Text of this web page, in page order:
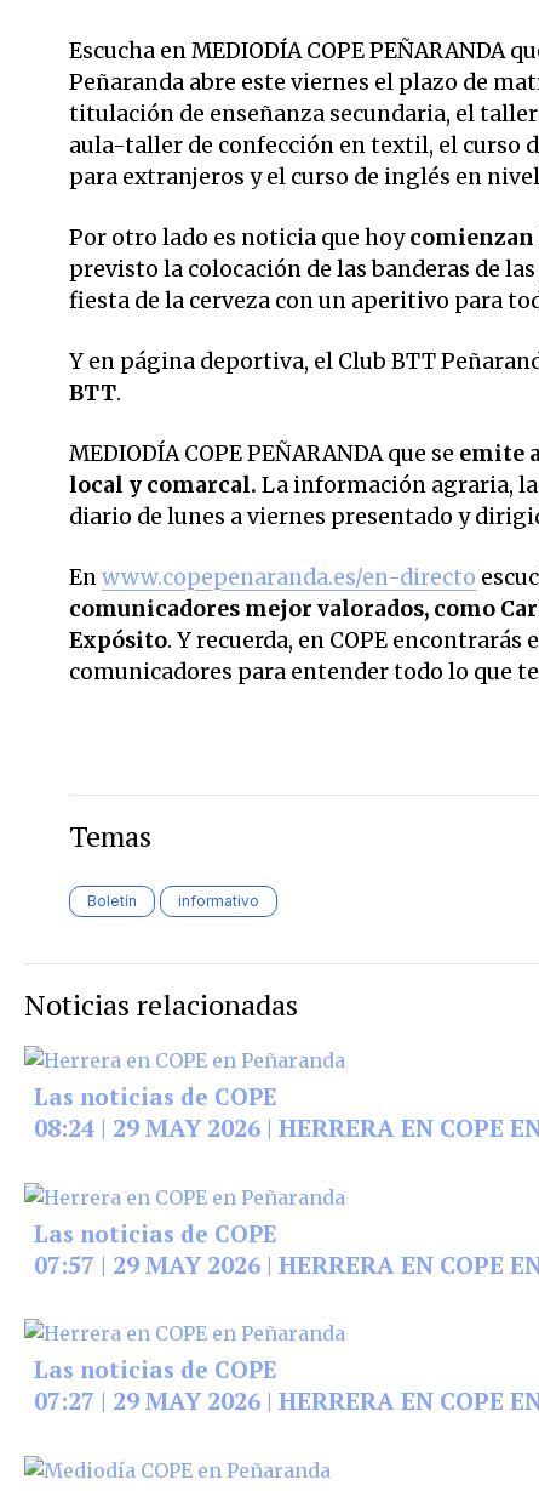
Escucha en MEDIODÍA COPE PEÑARANDA
Peñaranda abre este viernes el plazo de
titulación de enseñanza secundaria, el
aula-taller de confección en textil, el curso
para extranjeros y el curso de inglés en
Por otro lado es noticia que hoycomienzan
previsto la colocación de las banderas de
fiesta de la cerveza con un aperitivo para
Y en página deportiva, el Club BTT
BTT.
MEDIODÍA COPE PEÑARANDA que se emite
local y comarcal. La información agraria,
diario de lunes a viernes presentado y
Enwww.copepenaranda.es/en-directo
comunicadores mejor valorados, como
Expósito. Y recuerda, en COPE
comunicadores para entender todo lo que
Temas
Boletín informativo
Noticias relacionadas
Las noticias de COPE
08:24 | 29 MAY 2026 | HERRERA EN COPE
Las noticias de COPE
07:57 | 29 MAY 2026 | HERRERA EN COPE
Las noticias de COPE
07:27 | 29 MAY 2026 | HERRERA EN COPE